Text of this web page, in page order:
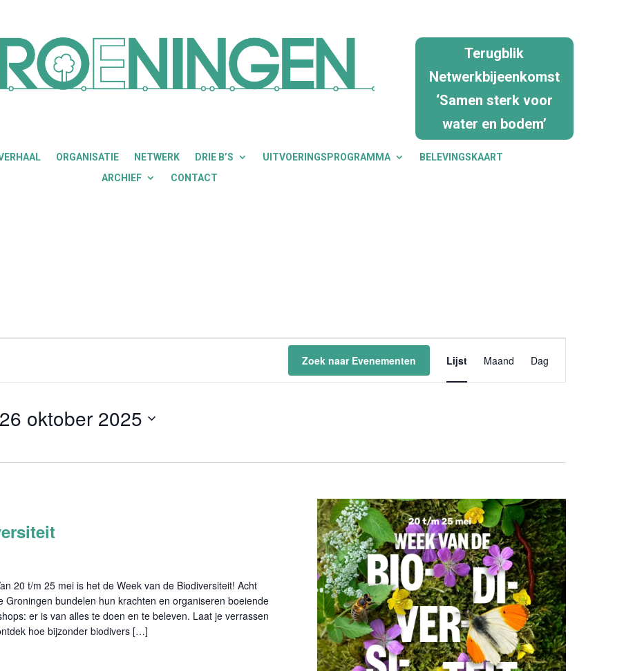
Terugblik
Netwerkbijeenkomst
‘Samen sterk voor
water en bodem’
ORGANISATIE NETWERK DRIE B’S UITVOERINGSPROGRAMMA
BELEVINGSKAART
ARCHIEF
CONTACT
Zoek naar Evenementen
weergaven
Lijst Maand Dag
26 oktober 2025
20 t/m 25 mei is het de Week van de Biodiversiteit! Acht
Groningen bundelen hun krachten en organiseren boeiende
er is van alles te doen en te beleven. Laat je verrassen
hoe bijzonder biodivers […]